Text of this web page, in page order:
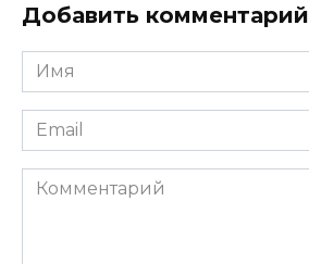
Добавить комментарий
Имя
*
Email
*
Комментарий